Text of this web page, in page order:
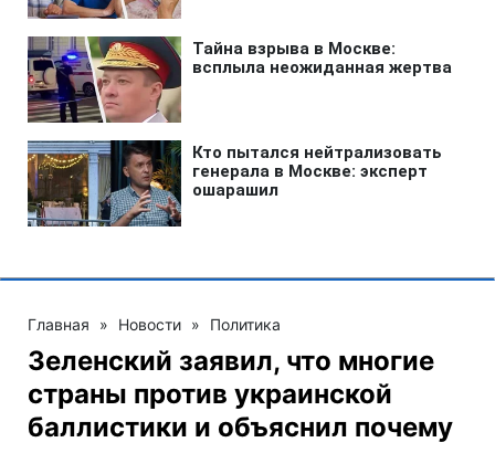
Главная » Новости » Политика
Зеленский заявил, что многие
страны против украинской
баллистики и объяснил почему